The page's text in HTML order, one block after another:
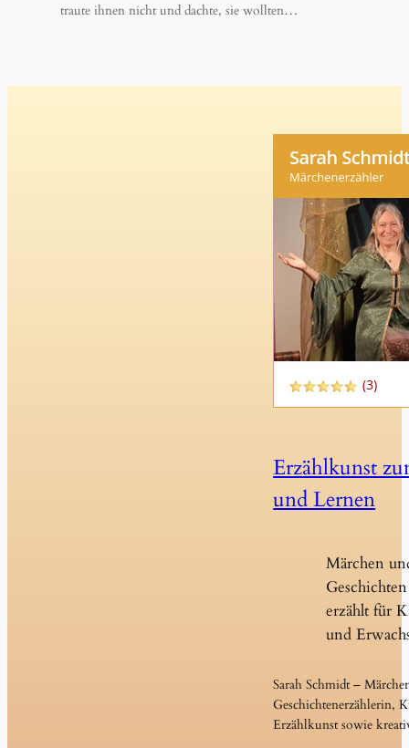
traute ihnen nicht und dachte, sie wollten…
Erzählkunst
und Lernen
Märchen
erzählt für
und
Sarah Schmidt –
Geschichtenerzählerin,
Erzählkunst sowie